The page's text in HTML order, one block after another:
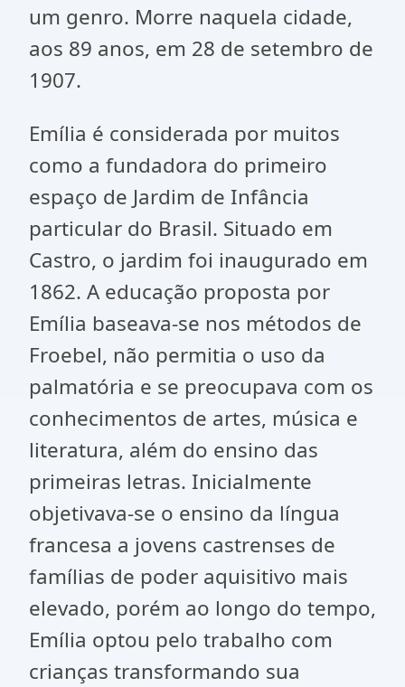
um genro. Morre naquela cidade,
aos 89 anos, em 28 de setembro de
1907.
Emília é considerada por muitos
como a fundadora do primeiro
espaço de Jardim de Infância
particular do Brasil. Situado em
Castro, o jardim foi inaugurado em
1862. A educação proposta por
Emília baseava-se nos métodos de
Froebel, não permitia o uso da
palmatória e se preocupava com os
conhecimentos de artes, música e
literatura, além do ensino das
primeiras letras. Inicialmente
objetivava-se o ensino da língua
francesa a jovens castrenses de
famílias de poder aquisitivo mais
elevado, porém ao longo do tempo,
Emília optou pelo trabalho com
crianças transformando sua